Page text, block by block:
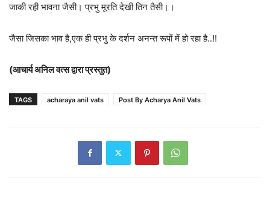
जाकी रही भावना जैसी। प्रभु मूरति देखी तिन तैसी।।
जैसा जिसका भाव है,एक ही प्रभु के दर्शन अनन्त रूपों में हो रहा है..!!
(आचार्य अनिल वत्स द्वारा प्रस्तुत)
TAGS acharaya anil vats Post By Acharya Anil Vats